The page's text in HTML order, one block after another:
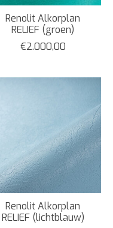
Renolit Alkorplan
RELIEF (groen)
€2.000,00
Renolit Alkorplan
RELIEF (lichtblauw)